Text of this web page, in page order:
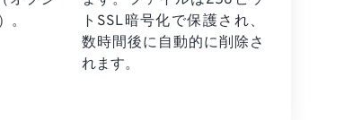
。
トSSL暗号化で保護され、
数時間後に自動的に削除さ
れます。